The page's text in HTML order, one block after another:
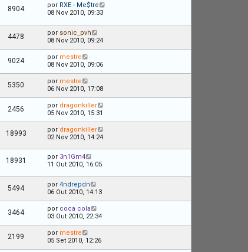
8904 por RXE - Me$tre
08 Nov 2010, 09:33
4478 por sonic_pvh
08 Nov 2010, 09:24
9024 por mestre
08 Nov 2010, 09:06
5350 por mestre
06 Nov 2010, 17:08
2456 por dragonkiller
05 Nov 2010, 15:31
18993 por dragonkiller
02 Nov 2010, 14:24
18931 por 3n1Gm4
11 Out 2010, 16:05
5494 por 4ndrepdn
06 Out 2010, 14:13
3464 por coca cola
03 Out 2010, 22:34
2199 por mestre
05 Set 2010, 12:26